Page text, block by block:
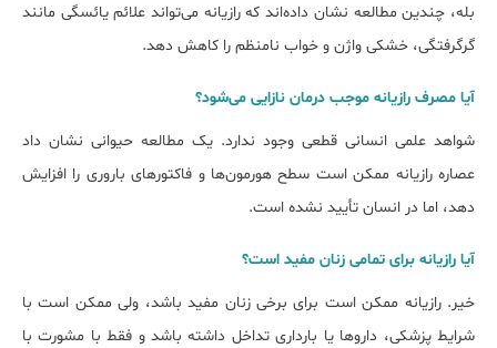
بله، چندین مطالعه نشان داده‌اند که رازیانه می‌تواند علائم یائسگی مانند
گرگرفتگی، خشکی واژن و خواب نامنظم را کاهش دهد.
آیا مصرف رازیانه موجب درمان نازایی می‌شود؟
شواهد علمی انسانی قطعی وجود ندارد. یک مطالعه حیوانی نشان داد
عصاره رازیانه ممکن است سطح هورمون‌ها و فاکتورهای باروری را افزایش
دهد، اما در انسان تأیید نشده است.
آیا رازیانه برای تمامی زنان مفید است؟
خیر. رازیانه ممکن است برای برخی زنان مفید باشد، ولی ممکن است با
شرایط پزشکی، داروها یا بارداری تداخل داشته باشد و فقط با مشورت با